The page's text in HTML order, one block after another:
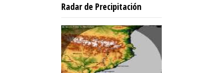
Radar de Precipitación